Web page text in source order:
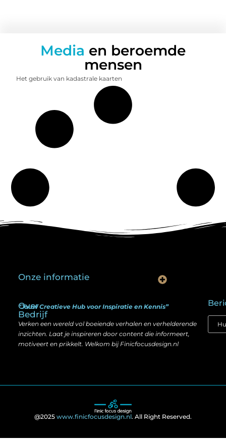
Media en beroemde
mensen
Het gebruik van kadastrale kaarten
Over
Bedrijf
“Jouw Creatieve Hub voor Inspiratie en Kennis”
Verken een wereld vol boeiende verhalen en verhelderende
inzichten. Laat je inspireren door content die informeert,
motiveert en prikkelt. Welkom bij Finicfocusdesign.nl
Onze informatie
@2025 www.finicfocusdesign.nl. All Right Reserved.